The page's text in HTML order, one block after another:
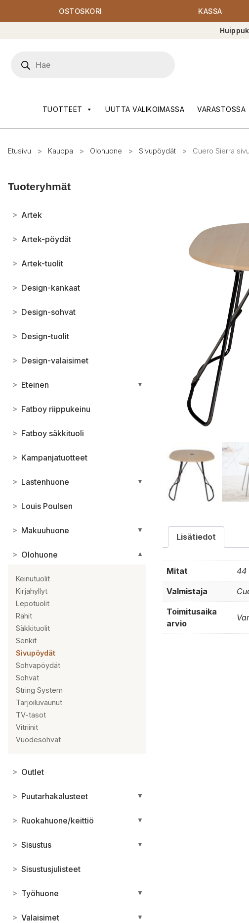
OSTOSKORI KASSA
search
TUOTTEET UUTTA VALIKOIMASSA VARASTOSSA
Etusivu > Kauppa > Olohuone > Sivupöydät > Cuero Sierra
Tuoteryhmät
> Artek
> Artek-pöydät
> Artek-tuolit
> Design-kankaat
> Design-sohvat
> Design-tuolit
> Design-valaisimet
> Eteinen ▼
> Fatboy riippukeinu
> Fatboy säkkituoli
> Kampanjatuotteet
> Lastenhuone ▼
> Louis Poulsen
> Makuuhuone ▼
> Olohuone ▼
Keinutuolit
Kirjahyllyt
Lepotuolit
Rahit
Säkkituolit
Senkit
Sivupöydät
Sohvapöydät
Sohvat
String System
Tarjoiluvaunut
TV-tasot
Vitriinit
Vuodesohvat
> Outlet
> Puutarhakalusteet ▼
> Ruokahuone/keittiö ▼
> Sisustus ▼
> Sisustusjulisteet
> Työhuone ▼
> Valaisimet ▼
Lisätiedot
Mitat 44
Valmistaja
Toimitusaika
arvio